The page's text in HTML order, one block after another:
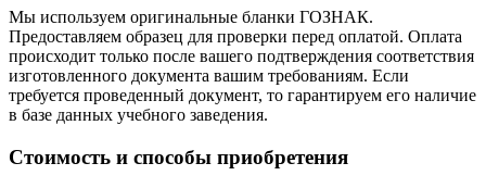
Мы используем оригинальные бланки ГОЗНАК.
Предоставляем образец для проверки перед оплатой. Оплата
происходит только после вашего подтверждения соответствия
изготовленного документа вашим требованиям. Если
требуется проведенный документ, то гарантируем его наличие
в базе данных учебного заведения.
Стоимость и способы приобретения